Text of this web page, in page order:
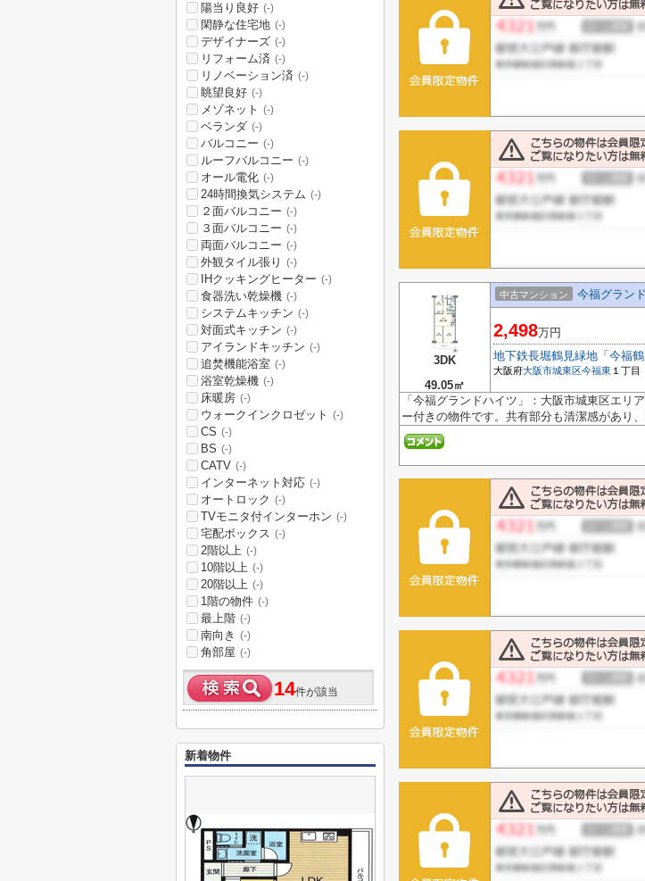
3DK
49.05㎡
中古マンション 今福グラン
2,498万円
地下鉄長堀鶴見緑地 「 今福
大阪府大阪市城東区今福東 １丁目
「今福グランドハイツ」：大阪市城東区エリ
ー付きの物件です。共有部分も清潔感があり
陽当り良好 (-)
閑静な住宅地 (-)
デザイナーズ (-)
リフォーム済 (-)
リノベーション済 (-)
眺望良好 (-)
メゾネット (-)
ベランダ (-)
バルコニー (-)
ルーフバルコニー (-)
オール電化 (-)
24時間換気システム (-)
２面バルコニー (-)
３面バルコニー (-)
両面バルコニー (-)
外観タイル張り (-)
IHクッキングヒーター (-)
食器洗い乾燥機 (-)
システムキッチン (-)
対面式キッチン (-)
アイランドキッチン (-)
追焚機能浴室 (-)
浴室乾燥機 (-)
床暖房 (-)
ウォークインクロゼット (-)
CS (-)
BS (-)
CATV (-)
インターネット対応 (-)
オートロック (-)
TVモニタ付インターホン (-)
宅配ボックス (-)
2階以上 (-)
10階以上 (-)
20階以上 (-)
1階の物件 (-)
最上階 (-)
南向き (-)
角部屋 (-)
14件が該当
新着物件